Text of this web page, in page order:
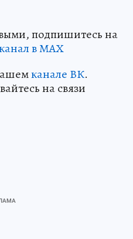
подпишитесь на
в МАХ
канале ВК.
на связи